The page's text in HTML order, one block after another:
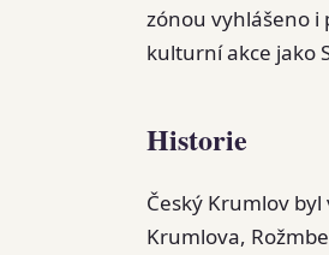
zónou vyhlášeno i
kulturní akce jako
Historie
Český Krumlov
Krumlova,